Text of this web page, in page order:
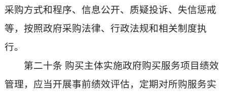
采购方式和程序、信息公开、质疑投诉、失信惩戒
等，按照政府采购法律、行政法规和相关制度执
行。
第二十条 购买主体实施政府购买服务项目绩效
管理，应当开展事前绩效评估，定期对所购服务实